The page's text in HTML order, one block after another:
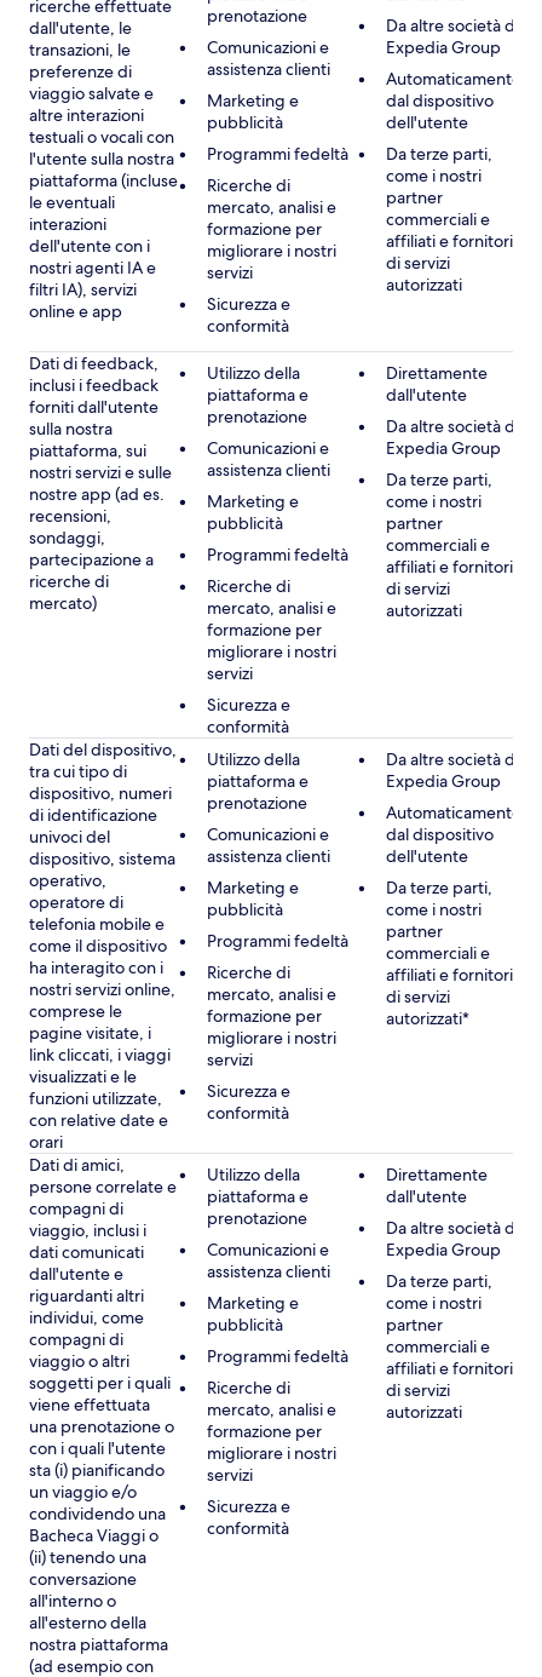
ricerche effettuate
dall'utente, le
transazioni, le
preferenze di
viaggio salvate e
altre interazioni
testuali o vocali con
l'utente sulla nostra
piattaforma (incluse
le eventuali
interazioni
dell'utente con i
nostri agenti IA e
filtri IA), servizi
online e app
prenotazione
Comunicazioni e
assistenza clienti
Marketing e
pubblicità
Programmi fedeltà
Ricerche di
mercato, analisi e
formazione per
migliorare i nostri
servizi
Sicurezza e
conformità
Da altre società di
Expedia Group
Automaticamente
dal dispositivo
dell'utente
Da terze parti,
come i nostri
partner
commerciali e
affiliati e fornitori
di servizi
autorizzati
Dati di feedback,
inclusi i feedback
forniti dall'utente
sulla nostra
piattaforma, sui
nostri servizi e sulle
nostre app (ad es.
recensioni,
sondaggi,
partecipazione a
ricerche di
mercato)
Utilizzo della
piattaforma e
prenotazione
Comunicazioni e
assistenza clienti
Marketing e
pubblicità
Programmi fedeltà
Ricerche di
mercato, analisi e
formazione per
migliorare i nostri
servizi
Sicurezza e
conformità
Direttamente
dall'utente
Da altre società di
Expedia Group
Da terze parti,
come i nostri
partner
commerciali e
affiliati e fornitori
di servizi
autorizzati
Dati del dispositivo,
tra cui tipo di
dispositivo, numeri
di identificazione
univoci del
dispositivo, sistema
operativo,
operatore di
telefonia mobile e
come il dispositivo
ha interagito con i
nostri servizi online,
comprese le
pagine visitate, i
link cliccati, i viaggi
visualizzati e le
funzioni utilizzate,
con relative date e
orari
Utilizzo della
piattaforma e
prenotazione
Comunicazioni e
assistenza clienti
Marketing e
pubblicità
Programmi fedeltà
Ricerche di
mercato, analisi e
formazione per
migliorare i nostri
servizi
Sicurezza e
conformità
Da altre società di
Expedia Group
Automaticamente
dal dispositivo
dell'utente
Da terze parti,
come i nostri
partner
commerciali e
affiliati e fornitori
di servizi
autorizzati*
Dati di amici,
persone correlate e
compagni di
viaggio, inclusi i
dati comunicati
dall'utente e
riguardanti altri
individui, come
compagni di
viaggio o altri
soggetti per i quali
viene effettuata
una prenotazione o
con i quali l'utente
sta (i) pianificando
un viaggio e/o
condividendo una
Bacheca Viaggi o
(ii) tenendo una
conversazione
all'interno o
all'esterno della
nostra piattaforma
(ad esempio con
Utilizzo della
piattaforma e
prenotazione
Comunicazioni e
assistenza clienti
Marketing e
pubblicità
Programmi fedeltà
Ricerche di
mercato, analisi e
formazione per
migliorare i nostri
servizi
Sicurezza e
conformità
Direttamente
dall'utente
Da altre società di
Expedia Group
Da terze parti,
come i nostri
partner
commerciali e
affiliati e fornitori
di servizi
autorizzati